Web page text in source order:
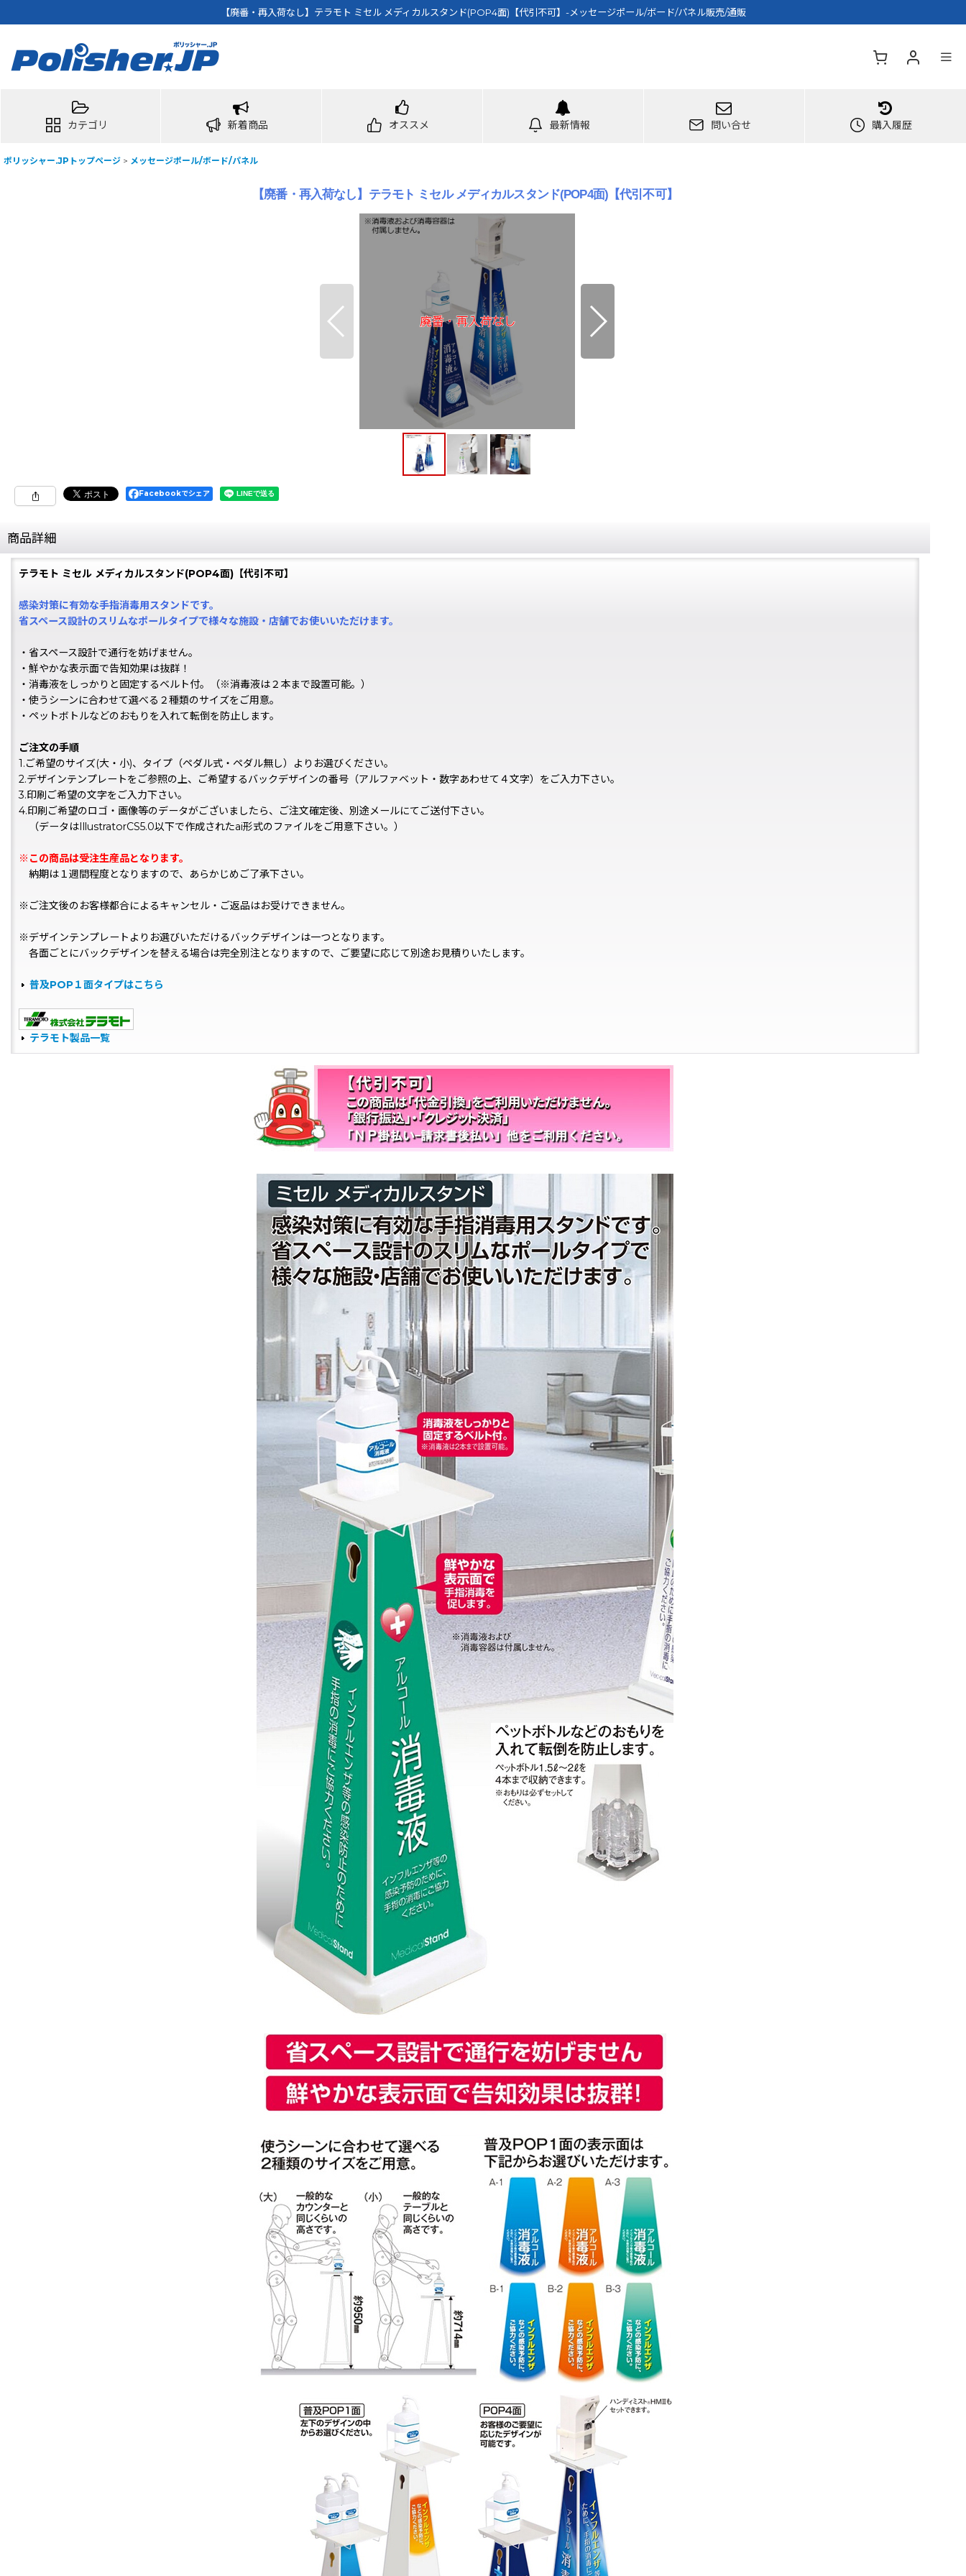
【廃番・再入荷なし】テラモト ミセル メディカルスタンド(POP4面)【代引不可】-メッセージポール/ボード/パネル販売/通販
カテゴリ 新着商品 オススメ 最新情報 問い合せ 購入履歴
ポリッシャー.JPトップページ > メッセージポール/ボード/パネル
【廃番・再入荷なし】テラモト ミセル メディカルスタンド(POP4面)【代引不可】
Facebookでシェア
商品詳細
テラモト ミセル メディカルスタンド(POP4面)【代引不可】
感染対策に有効な手指消毒用スタンドです。
省スペース設計のスリムなポールタイプで様々な施設・店舗でお使いいただけます。
・省スペース設計で通行を妨げません。
・鮮やかな表示面で告知効果は抜群！
・消毒液をしっかりと固定するベルト付。（※消毒液は２本まで設置可能。）
・使うシーンに合わせて選べる２種類のサイズをご用意。
・ペットボトルなどのおもりを入れて転倒を防止します。
ご注文の手順
1.ご希望のサイズ(大・小)、タイプ（ペダル式・ペダル無し）よりお選びください。
2.デザインテンプレートをご参照の上、ご希望するバックデザインの番号（アルファベット・数字あわせて４文字）をご入力下さい。
3.印刷ご希望の文字をご入力下さい。
4.印刷ご希望のロゴ・画像等のデータがございましたら、ご注文確定後、別途メールにてご送付下さい。
（データはIllustratorCS5.0以下で作成されたai形式のファイルをご用意下さい。）
※この商品は受注生産品となります。
納期は１週間程度となりますので、あらかじめご了承下さい。
※ご注文後のお客様都合によるキャンセル・ご返品はお受けできません。
※デザインテンプレートよりお選びいただけるバックデザインは一つとなります。
各面ごとにバックデザインを替える場合は完全別注となりますので、ご要望に応じて別途お見積りいたします。
普及POP１面タイプはこちら
テラモト製品一覧